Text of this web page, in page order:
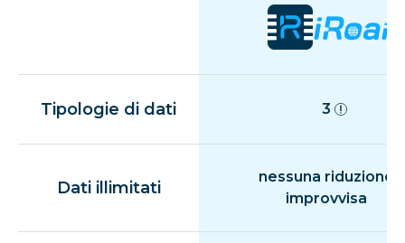
Tipologie di dati 3
Dati illimitati
nessuna riduzione
improvvisa